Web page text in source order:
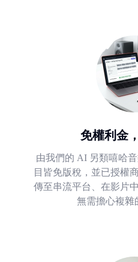
免權利金
由我們的 AI 另類嘻哈
目皆免版稅，並已授權
傳至串流平台、在影片
無需擔心複雜